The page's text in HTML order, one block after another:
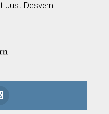
Just Desvern